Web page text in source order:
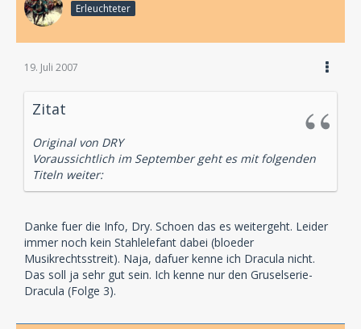
Erleuchteter
19. Juli 2007
Zitat
Original von DRY
Voraussichtlich im September geht es mit folgenden
Titeln weiter:
Danke fuer die Info, Dry. Schoen das es weitergeht. Leider
immer noch kein Stahlelefant dabei (bloeder
Musikrechtsstreit). Naja, dafuer kenne ich Dracula nicht.
Das soll ja sehr gut sein. Ich kenne nur den Gruselserie-
Dracula (Folge 3).